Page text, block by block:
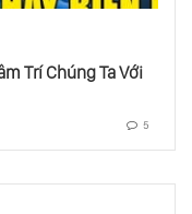
Trí Chúng Ta Với
5